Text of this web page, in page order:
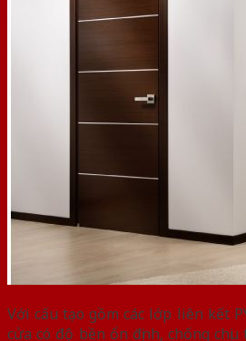
Với cấu tạo gồm các lớp liên kết
cửa có độ bền ổn định, chống